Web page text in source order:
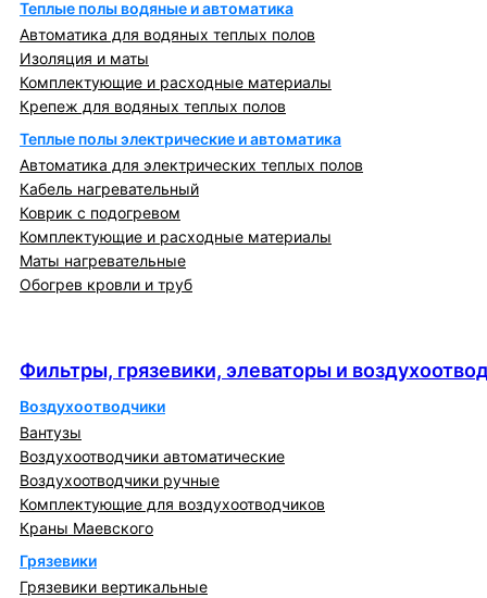
Теплые полы водяные и автоматика
Автоматика для водяных теплых полов
Изоляция и маты
Комплектующие и расходные материалы
Крепеж для водяных теплых полов
Теплые полы электрические и автоматика
Автоматика для электрических теплых полов
Кабель нагревательный
Коврик с подогревом
Комплектующие и расходные материалы
Маты нагревательные
Обогрев кровли и труб
Фильтры, грязевики, элеваторы и
Воздухоотводчики
Вантузы
Воздухоотводчики автоматические
Воздухоотводчики ручные
Комплектующие для воздухоотводчиков
Краны Маевского
Грязевики
Грязевики вертикальные